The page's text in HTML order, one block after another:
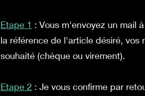
Etape 1 : Vous m'envoyez un mail à
la référence de l'article désiré, vos
souhaité (chèque ou virement).
Etape 2 : Je vous confirme par